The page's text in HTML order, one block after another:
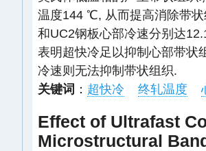
温度144 ℃, 从而提高消除带
和UC2钢板心部冷速分别达
表明超快冷足以抑制心部带状
冷速则无法抑制带状组织.
关键词 ： 超快冷 终轧温度
Effect of Ultrafast
Microstructural